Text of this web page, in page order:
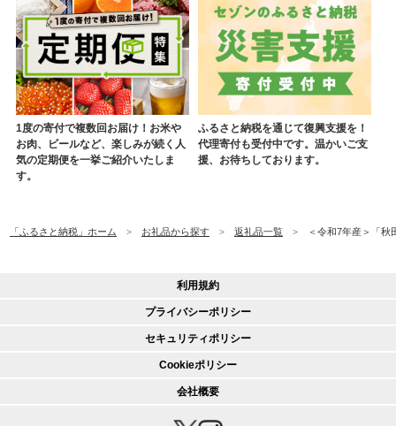
1度の寄付で複数回お届け！お米や
お肉、ビールなど、楽しみが続く人
気の定期便を一挙ご紹介いたしま
す。
ふるさと納税を通じて復興支援を！
代理寄付も受付中です。温かいご支
援、お待ちしております。
「ふるさと納税」ホーム お礼品から探す 返礼品一覧 ＜令和7年産＞「
利用規約
プライバシーポリシー
セキュリティポリシー
Cookieポリシー
会社概要